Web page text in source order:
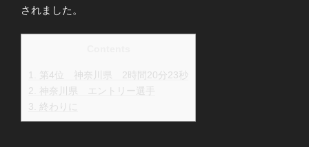
されました。
1.
第4位 神奈川県 2時間20分23秒
2.
神奈川県 エントリー選手
3.
終わりに